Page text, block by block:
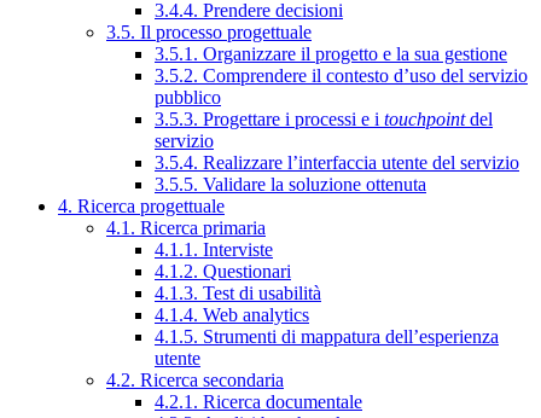
3.4.4. Prendere decisioni
3.5. Il processo progettuale
3.5.1. Organizzare il progetto e la sua gestione
3.5.2. Comprendere il contesto d’uso del servizio
pubblico
3.5.3. Progettare i processi e i touchpointdel
servizio
3.5.4. Realizzare l’interfaccia utente del servizio
3.5.5. Validare la soluzione ottenuta
4. Ricerca progettuale
4.1. Ricerca primaria
4.1.1. Interviste
4.1.2. Questionari
4.1.3. Test di usabilità
4.1.4. Web analytics
4.1.5. Strumenti di mappatura dell’esperienza
utente
4.2. Ricerca secondaria
4.2.1. Ricerca documentale